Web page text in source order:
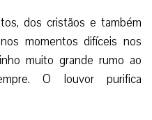
dos cristãos e também
momentos difíceis nos
muito grande rumo ao
O louvor purifica